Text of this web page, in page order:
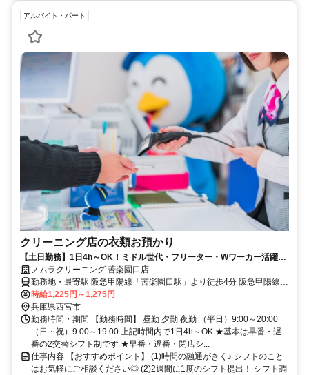
アルバイト・パート
クリーニング店の衣類お預かり
【土日勤務】1日4h～OK！ミドル世代・フリーター・Wワーカー活躍中
♪
ノムラクリーニング 苦楽園口店
勤務地・最寄駅 阪急甲陽線「苦楽園口駅」より徒歩4分 阪急甲陽線
「夙川駅」より徒歩13分 JR「さくら夙川駅」より徒歩17分
時給1,225円～1,275円
兵庫県西宮市
勤務時間・期間 【勤務時間】 昼勤 夕勤 夜勤 （平日）9:00～20:00
（日・祝）9:00～19:00 上記時間内で1日4h～OK ★基本は早番・遅
番の2交替シフト制です ★早番・遅番・閉店シ...
仕事内容 【おすすめポイント】 (1)時間の融通がきく♪ シフトのこと
はお気軽にご相談ください◎ (2)2週間に1度のシフト提出！ シフト調